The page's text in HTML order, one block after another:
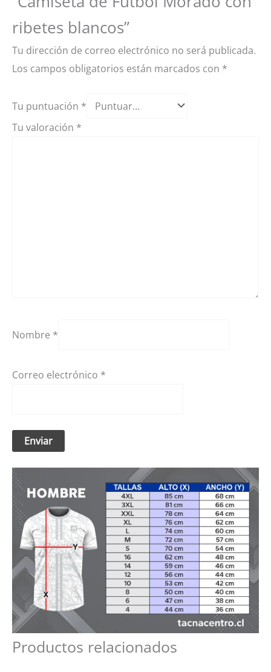
ribetes blancos”
Tu dirección de correo electrónico no será publicada.
Los campos obligatorios están marcados con *
Tu puntuación *
Tu valoración *
Nombre *
Correo electrónico *
Productos relacionados